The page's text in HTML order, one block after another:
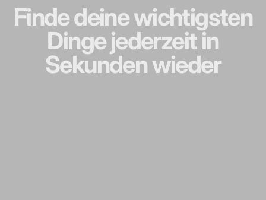
Findedeinewichtigsten
Dingejederzeitin
Sekundenwieder